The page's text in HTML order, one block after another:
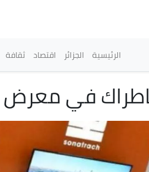
القائمة الرئيسية
الرئيسية الجزائر اقتصاد ثقافة
في معرض